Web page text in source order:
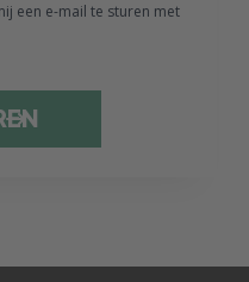
een e-mail te sturen met